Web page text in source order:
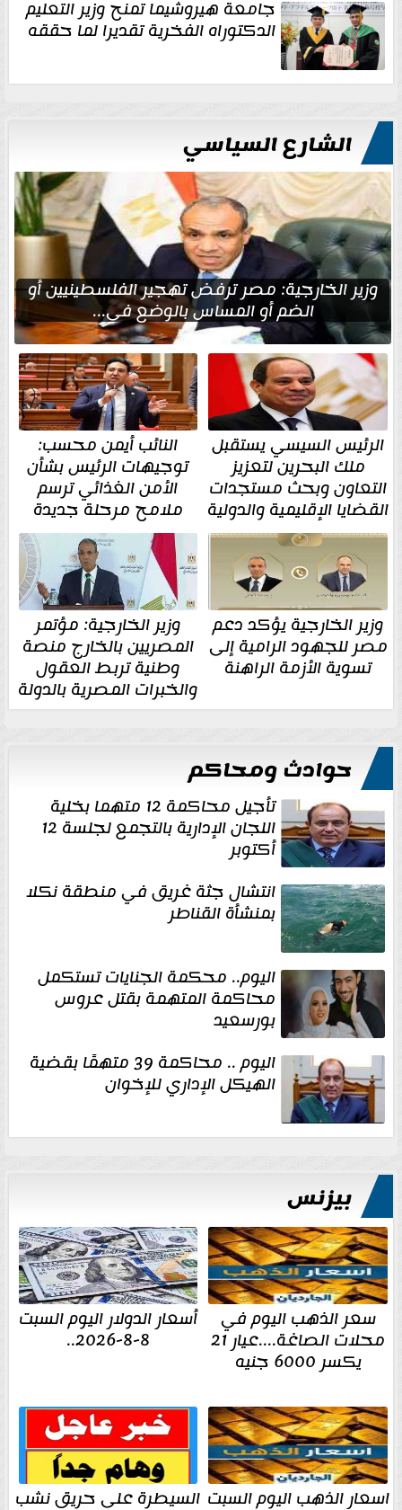
جامعة هيروشيما تمنح وزير التعليم
الدكتوراه الفخرية تقديرا لما حققه
الشارع السياسي
وزير الخارجية: مصر ترفض تهجير الفلسطينيين أو
الضم أو المساس بالوضع في...
الرئيس السيسي يستقبل
ملك البحرين لتعزيز
التعاون وبحث مستجدات
القضايا الإقليمية والدولية
النائب أيمن محسب:
توجيهات الرئيس بشأن
الأمن الغذائي ترسم
ملامح مرحلة جديدة
وزير الخارجية يؤكد دعم
مصر للجهود الرامية إلى
تسوية الأزمة الراهنة
وزير الخارجية: مؤتمر
المصريين بالخارج منصة
وطنية تربط العقول
والخبرات المصرية بالدولة
حوادث ومحاكم
تأجيل محاكمة 12 متهما بخلية
اللجان الإدارية بالتجمع لجلسة 12
أكتوبر
انتشال جثة غريق في منطقة نكلا
بمنشأة القناطر
اليوم.. محكمة الجنايات تستكمل
محاكمة المتهمة بقتل عروس
بورسعيد
اليوم .. محاكمة 39 متهمًا بقضية
الهيكل الإداري للإخوان
بيزنس
سعر الذهب اليوم في
محلات الصاغة....عيار 21
يكسر 6000 جنيه
أسعار الدولار اليوم السبت
8-8-2026..
اسعار الذهب اليوم السبت السيطرة على حريق نشب